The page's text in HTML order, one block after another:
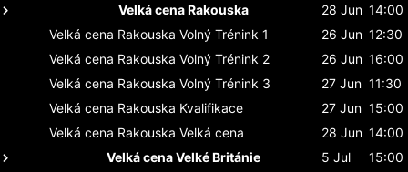
Velká cena Rakouska
28 Jun 14:00
Velká cena Rakouska Volný Trénink 1 26 Jun 12:30
Velká cena Rakouska Volný Trénink 2 26 Jun 16:00
Velká cena Rakouska Volný Trénink 3 27 Jun 11:30
Velká cena Rakouska Kvalifikace 27 Jun 15:00
Velká cena Rakouska Velká cena 28 Jun 14:00
Velká cena Velké Británie
5 Jul
15:00